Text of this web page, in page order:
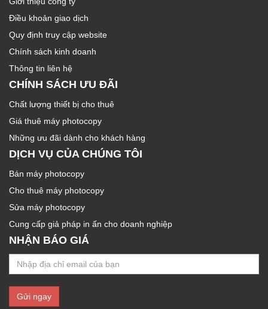
Điều khoản giao dịch
Quy định truy cập website
Chính sách kinh doanh
Thông tin liên hệ
CHÍNH SÁCH ƯU ĐÃI
Chất lượng thiết bị cho thuê
Giá thuê máy photocopy
Những ưu đãi dành cho khách hàng
DỊCH VỤ CỦA CHÚNG TÔI
Bán máy photocopy
Cho thuê máy photocopy
Sửa máy photocopy
Cung cấp giả pháp in ấn cho doanh nghiệp
NHẬN BÁO GIÁ